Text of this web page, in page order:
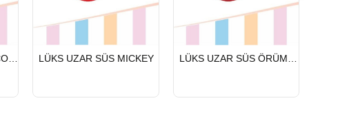
LÜKS UZAR SÜS UNICORN
HIZLI
GÖNDERİ
LÜKS UZAR SÜS MICKEY
HIZLI
GÖNDERİ
LÜKS UZAR SÜS ÖRÜMCEK ADAM